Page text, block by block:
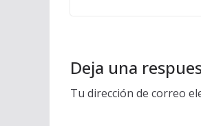
Deja una
Tu dirección de correo